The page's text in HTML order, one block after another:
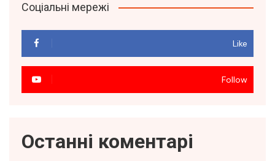
Соціальні мережі
Like
Follow
Останні коментарі